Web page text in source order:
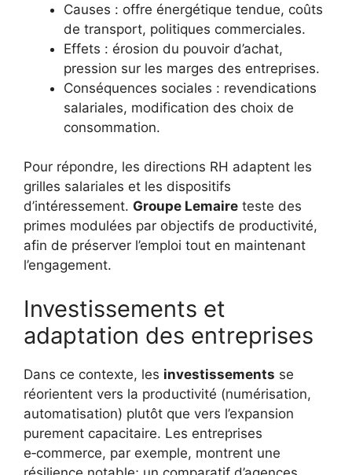
Causes : offre énergétique tendue, coûts
de transport, politiques commerciales.
Effets : érosion du pouvoir d’achat,
pression sur les marges des entreprises.
Conséquences sociales : revendications
salariales, modification des choix de
consommation.
Pour répondre, les directions RH adaptent les
grilles salariales et les dispositifs
d’intéressement. Groupe Lemaire teste des
primes modulées par objectifs de productivité,
afin de préserver l’emploi tout en maintenant
l’engagement.
Investissements et
adaptation des entreprises
Dans ce contexte, les investissements se
réorientent vers la productivité (numérisation,
automatisation) plutôt que vers l’expansion
purement capacitaire. Les entreprises
e‑commerce, par exemple, montrent une